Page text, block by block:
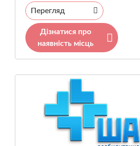
Перегляд
Дізнатися про
наявність місць